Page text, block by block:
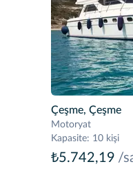
Çeşme, Çeşme
Motoryat
Kapasite: 10 kişi
₺5.742,19 /